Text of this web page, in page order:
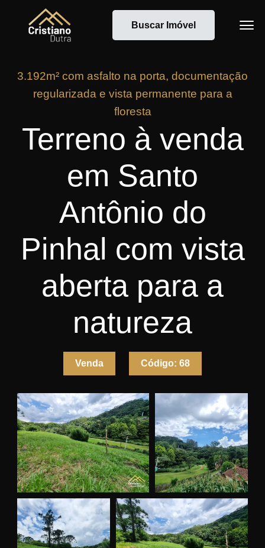
Buscar Imóvel
3.192m² com asfalto na porta, documentação
regularizada e vista permanente para a
floresta
Terreno à venda
em Santo
Antônio do
Pinhal com vista
aberta para a
natureza
Venda Código: 68